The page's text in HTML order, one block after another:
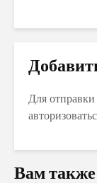
Для
Вам